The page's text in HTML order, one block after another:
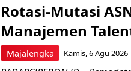
Majalengka
Rotasi-Mutasi
Manajemen
Kamis, 6 Agu 2026